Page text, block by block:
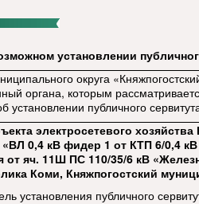
установлении
округа
органа, которым
установлении публичного
электросетевого
«ВЛ 0,4 кВ фидер 1 от КТП 6/0,4
от яч. 11Ш ПС 110/35/6 кВ
Коми, Княжпогостский
установления публичного